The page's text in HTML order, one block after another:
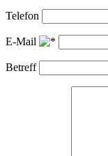
Telefon
E-Mail
Betreff